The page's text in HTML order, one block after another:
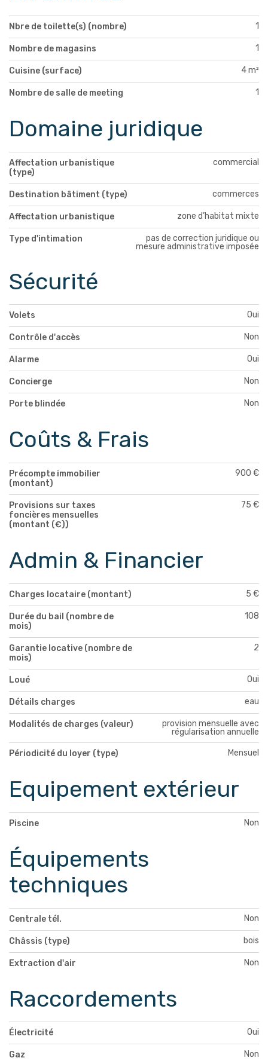
Nbre de toilette(s) (nombre) 1
Nombre de magasins 1
Cuisine (surface) 4 m²
Nombre de salle de meeting 1
Domaine juridique
Affectation urbanistique
(type)
commercial
Destination bâtiment (type) commerces
Affectation urbanistique zone d’habitat mixte
Type d'intimation
pas de correction juridique ou
mesure administrative imposée
Sécurité
Volets Oui
Contrôle d'accès Non
Alarme Oui
Concierge Non
Porte blindée Non
Coûts & Frais
Précompte immobilier
(montant)
900 €
Provisions sur taxes
foncières mensuelles
(montant (€))
75 €
Admin & Financier
Charges locataire (montant) 5 €
Durée du bail (nombre de
mois)
108
Garantie locative (nombre de
mois)
2
Loué Oui
Détails charges eau
Modalités de charges (valeur)
provision mensuelle avec
régularisation annuelle
Périodicité du loyer (type) Mensuel
Equipement extérieur
Piscine Non
Équipements
techniques
Centrale tél. Non
Châssis (type) bois
Extraction d'air Non
Raccordements
Électricité Oui
Gaz Non